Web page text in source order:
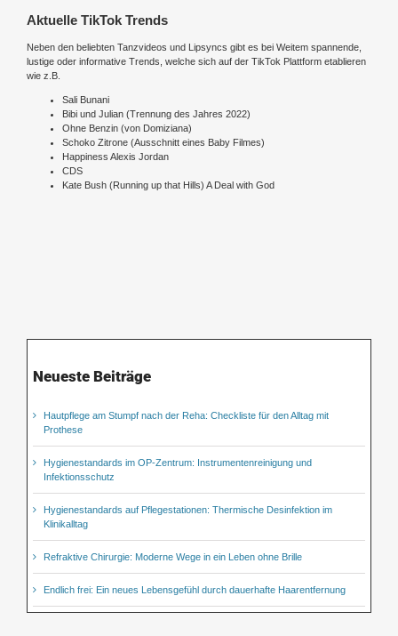
Aktuelle TikTok Trends
Neben den beliebten Tanzvideos und Lipsyncs gibt es bei Weitem spannende,
lustige oder informative Trends, welche sich auf der TikTok Plattform etablieren
wie z.B.
Sali Bunani
Bibi und Julian (Trennung des Jahres 2022)
Ohne Benzin (von Domiziana)
Schoko Zitrone (Ausschnitt eines Baby Filmes)
Happiness Alexis Jordan
CDS
Kate Bush (Running up that Hills) A Deal with God
Neueste Beiträge
Hautpflege am Stumpf nach der Reha: Checkliste für den Alltag mit
Prothese
Hygienestandards im OP-Zentrum: Instrumentenreinigung und
Infektionsschutz
Hygienestandards auf Pflegestationen: Thermische Desinfektion im
Klinikalltag
Refraktive Chirurgie: Moderne Wege in ein Leben ohne Brille
Endlich frei: Ein neues Lebensgefühl durch dauerhafte Haarentfernung